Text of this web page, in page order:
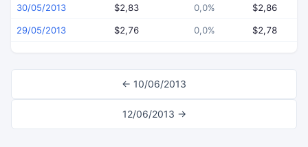
30/05/2013 $2,83 0,0% $2,86
29/05/2013 $2,76 0,0% $2,78
← 10/06/2013
12/06/2013 →